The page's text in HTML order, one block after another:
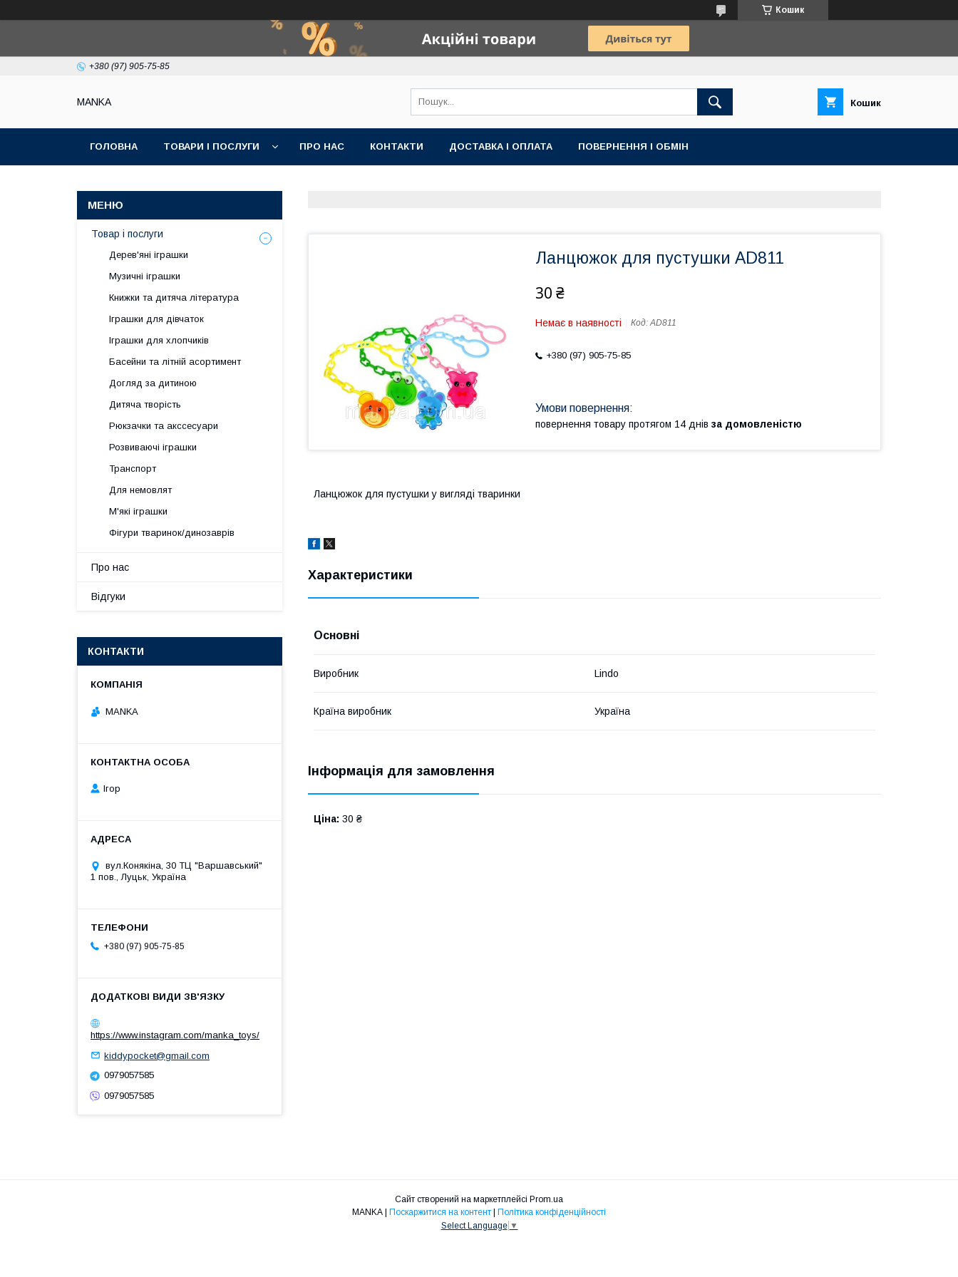
Кошик
+380 (97) 905-75-85
МАNKА Кошик
ГОЛОВНА ТОВАРИ І ПОСЛУГИ ПРО НАС КОНТАКТИ ДОСТАВКА І ОПЛАТА ПОВЕРНЕННЯ І ОБМІН
Ланцюжок для пустушки AD811
30 ₴
Немає в наявності Код:AD811
+380 (97) 905-75-85
повернення товару протягом 14 днів за домовленістю
Ланцюжок для пустушки у вигляді тваринки
Характеристики
Основні
Виробник Lindo
Країна виробник Україна
Інформація для замовлення
Ціна: 30 ₴
Товар і послуги
Дерев'яні іграшки
Музичні іграшки
Книжки та дитяча література
Іграшки для дівчаток
Іграшки для хлопчиків
Басейни та літній асортимент
Догляд за дитиною
Дитяча творість
Рюкзачки та акссесуари
Розвиваючі іграшки
Транспорт
Для немовлят
М'які іграшки
Фігури тваринок/динозаврів
Про нас
Відгуки
КОНТАКТИ
MANKA
Ігор
вул.Конякіна, 30 ТЦ "Варшавський"
1 пов., Луцьк, Україна
+380 (97) 905-75-85
https://www.instagram.com/manka_toys/
kiddypocket@gmail.com
0979057585
0979057585
Сайт створений на маркетплейсі Prom.ua
Поскаржитися на контент
Політика конфіденційності
Select Language ▼